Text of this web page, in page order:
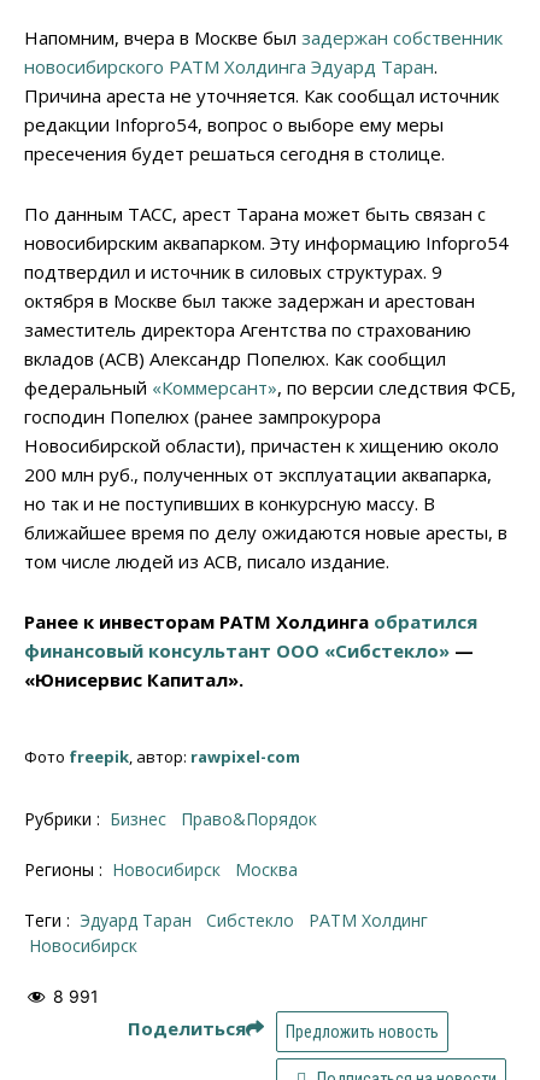
Напомним, вчера в Москве был задержан собственник
новосибирского РАТМ Холдинга Эдуард Таран.
Причина ареста не уточняется. Как сообщал источник
редакции Infopro54, вопрос о выборе ему меры
пресечения будет решаться сегодня в столице.
По данным ТАСС, арест Тарана может быть связан с
новосибирским аквапарком. Эту информацию Infopro54
подтвердил и источник в силовых структурах. 9
октября в Москве был также задержан и арестован
заместитель директора Агентства по страхованию
вкладов (АСВ) Александр Попелюх. Как сообщил
федеральный «Коммерсант», по версии следствия ФСБ,
господин Попелюх (ранее зампрокурора
Новосибирской области), причастен к хищению около
200 млн руб., полученных от эксплуатации аквапарка,
но так и не поступивших в конкурсную массу. В
ближайшее время по делу ожидаются новые аресты, в
том числе людей из АСВ, писало издание.
Ранее к инвесторам РАТМ Холдинга обратился
финансовый консультант ООО «Сибстекло» —
«Юнисервис Капитал».
Фото freepik, автор: rawpixel-com
Рубрики : Бизнес Право&Порядок
Регионы : Новосибирск Москва
Теги : Эдуард Таран Сибстекло
РАТМ Холдинг
Новосибирск
8 991
Поделиться Предложить новость